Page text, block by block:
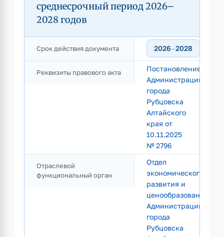
среднесрочный период 2026–
2028 годов
Срок действия документа 2026—2028
Реквизиты правового акта
Постановление
Администрации
города
Рубцовска
Алтайского
края от
10.11.2025
№ 2796
Отраслевой
функциональный орган
Отдел
экономического
развития и
ценообразования
Администрации
города
Рубцовска